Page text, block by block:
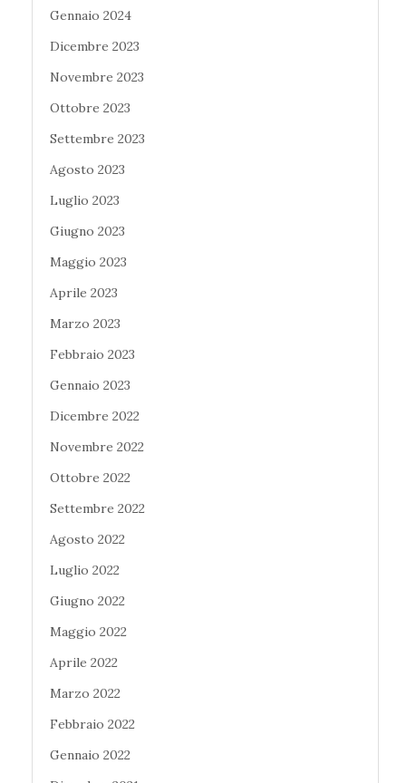
Gennaio 2024
Dicembre 2023
Novembre 2023
Ottobre 2023
Settembre 2023
Agosto 2023
Luglio 2023
Giugno 2023
Maggio 2023
Aprile 2023
Marzo 2023
Febbraio 2023
Gennaio 2023
Dicembre 2022
Novembre 2022
Ottobre 2022
Settembre 2022
Agosto 2022
Luglio 2022
Giugno 2022
Maggio 2022
Aprile 2022
Marzo 2022
Febbraio 2022
Gennaio 2022